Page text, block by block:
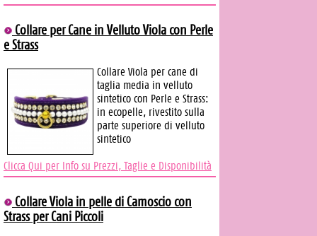
Collare per Cane in Velluto Viola con Perle
e Strass
Collare Viola per cane di
taglia media in velluto
sintetico con Perle e Strass:
in ecopelle, rivestito sulla
parte superiore di velluto
sintetico
Clicca Qui per Info su Prezzi, Taglie e Disponibilità
Collare Viola in pelle di Camoscio con
Strass per Cani Piccoli